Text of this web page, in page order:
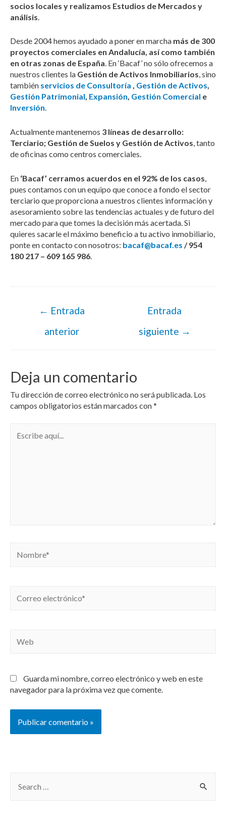
socios locales y realizamos Estudios de Mercados y
análisis
Desde 2004 hemos ayudado a poner en marcha más de 300
proyectos comerciales en Andalucía, así como también
en otras zonas de España. En ‘Bacaf’ no sólo ofrecemos a
nuestros clientes la Gestión de Activos Inmobiliarios, sino
también servicios de Consultoría , Gestión de Activos,
Gestión Patrimonial, Expansión, Gestión Comercial e
Inversión.
Actualmente mantenemos 3 líneas de desarrollo:
Terciario; Gestión de Suelos y Gestión de Activos, tanto
de oficinas como centros comerciales.
En ‘Bacaf’ cerramos acuerdos en el 92% de los casos
pues contamos con un equipo que conoce a fondo el sector
terciario que proporciona a nuestros clientes información y
asesoramiento sobre las tendencias actuales y de futuro del
mercado para que tomes la decisión más acertada. Si
quieres sacarle el máximo beneficio a tu activo inmobiliario,
ponte en contacto con nosotros: bacaf@bacaf.es / 954
180 217 – 609 165 986
← Entrada
anterior
Entrada
siguiente →
Deja un comentario
Tu dirección de correo electrónico no será publicada. Los
campos obligatorios están marcados con*
Guarda mi nombre, correo electrónico y web en este
navegador para la próxima vez que comente.